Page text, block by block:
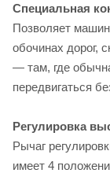
Специальная
Позволяет
обочинах дорог,
— там, где
передвигаться
Регулировка
Рычаг
имеет 4